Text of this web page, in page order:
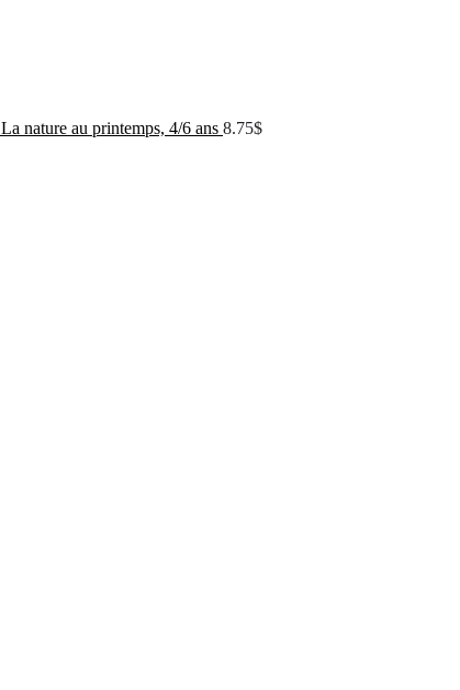
La nature au printemps, 4/6 ans 8.75$